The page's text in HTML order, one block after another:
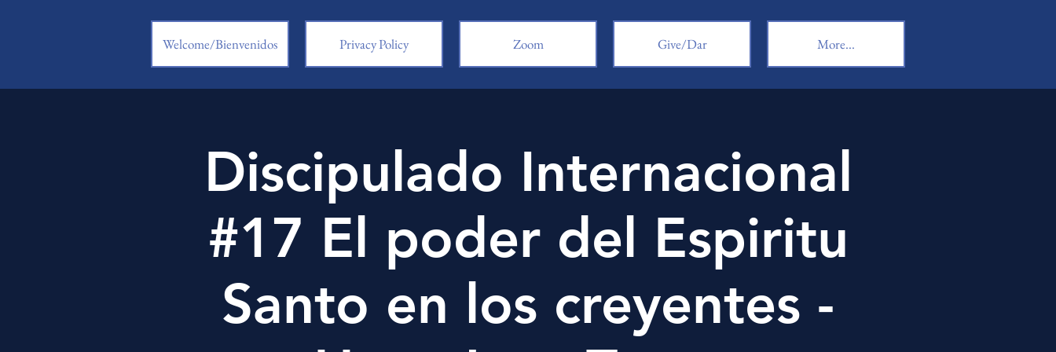
Welcome/Bienvenidos Privacy Policy Zoom Give/Dar More...
Discipulado Internacional
#17 El poder del Espiritu
Santo en los creyentes -